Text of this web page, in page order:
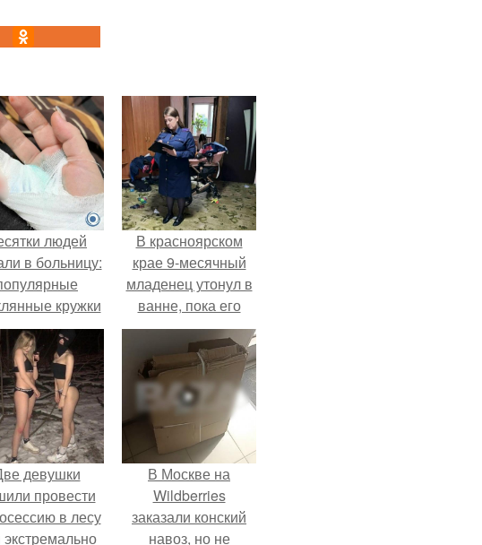
людей
в больницу:
кружки
двойными
стенками
при
мытье.
В красноярском
крае 9-месячный
младенец утонул в
ванне, пока его
мама слушала
музыку и танцевала
на кухне.
девушки
провести
в лесу
экстремально
В Москве на
Wildberries
заказали конский
навоз, но не